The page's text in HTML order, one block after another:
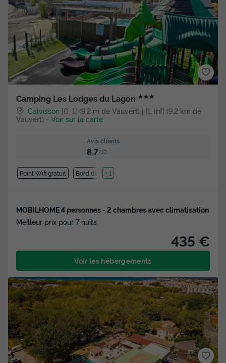
Camping Les Lodges du Lagon ★★★
Calvisson ]0, 1[ (9,2 m de Vauvert) | [1, Inf[ (9,2 km de
Vauvert) - Voir sur la carte
Avis clients
8.7/10
Point Wifi gratuit Bord de mer
+ 1
MOBILHOME 4 personnes - 2 chambres avec climatisation
Meilleur prix pour 7 nuits
435 €
Voir les hébergements